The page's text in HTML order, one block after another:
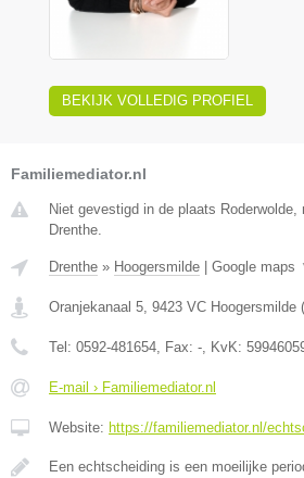
BEKIJK VOLLEDIG PROFIEL
Familiemediator.nl
Niet gevestigd in de plaats
Drenthe.
Drenthe » Hoogersmilde Google maps
Oranjekanaal 5, 9423 VC Hoogersmilde (
Tel: 0592-481654, Fax: -, KvK:
E-mail › Familiemediator.nl
Website: https://familiemediator.nl/
Een echtscheiding is een moeilijke